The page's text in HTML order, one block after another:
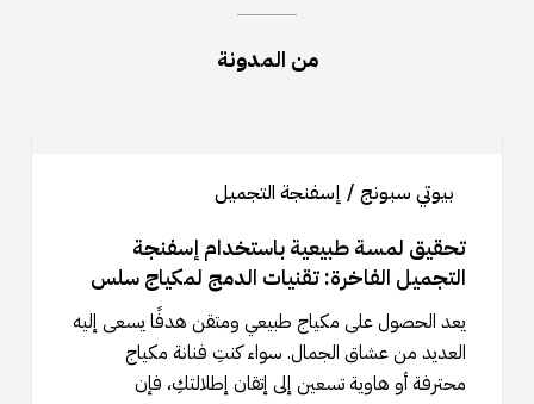
من المدونة
باستخدام
إسفنجة
الفاخرة:
تقنيات
الدمج
بيوتي سبونج / إسفنجة التجميل
تحقيق لمسة طبيعية باستخدام إسفنجة
التجميل الفاخرة: تقنيات الدمج لمكياج سلس
يعد الحصول على مكياج طبيعي ومتقن هدفًا يسعى إليه
العديد من عشاق الجمال. سواء كنتِ فنانة مكياج
محترفة أو هاوية تسعين إلى إتقان إطلالتكِ، فإن